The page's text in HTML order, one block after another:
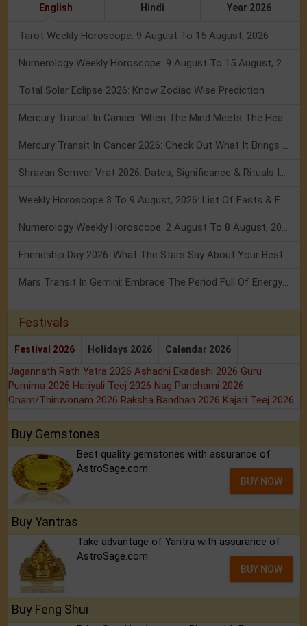
English Hindi Year 2026
Tarot Weekly Horoscope: 9 August To 15 August, 2026
Total Solar Eclipse 2026: Know Zodiac Wise Prediction
Festivals
Festival 2026 Holidays 2026 Calendar 2026
Jagannath Rath Yatra 2026 Ashadhi Ekadashi 2026 Guru
Purnima 2026 Hariyali Teej 2026 Nag Panchami 2026
Onam/Thiruvonam 2026 Raksha Bandhan 2026 Kajari Teej 2026
Buy Gemstones
Best quality gemstones with assurance of
AstroSage.com
BUY NOW
Buy Yantras
Take advantage of Yantra with assurance of
AstroSage.com
BUY NOW
Buy Feng Shui